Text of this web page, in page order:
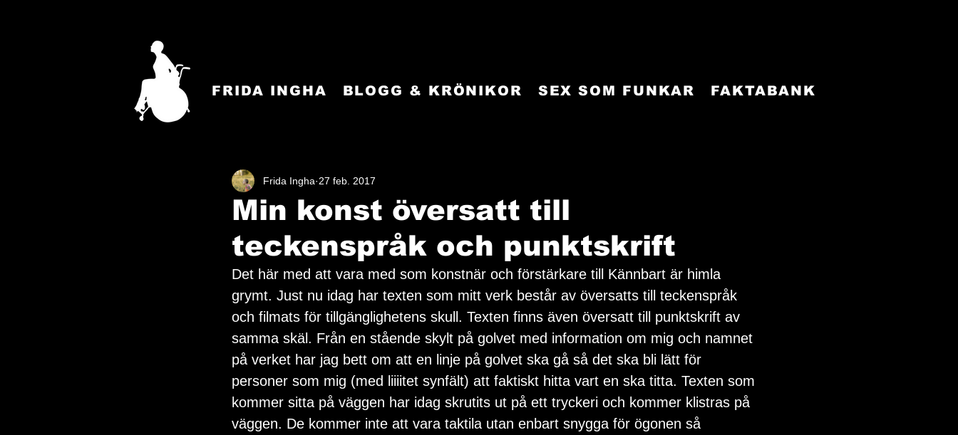
FRIDA INGHA BLOGG & KRÖNIKOR SEX SOM FUNKAR FAKTABANK
Min konst översatt till
teckenspråk och punktskrift
Frida Ingha 27 feb. 2017
Det här med att vara med som konstnär och förstärkare till Kännbart är himla
grymt. Just nu idag har texten som mitt verk består av översatts till teckenspråk
och filmats för tillgänglighetens skull. Texten finns även översatt till punktskrift av
samma skäl. Från en stående skylt på golvet med information om mig och namnet
på verket har jag bett om att en linje på golvet ska gå så det ska bli lätt för
personer som mig (med liiiitet synfält) att faktiskt hitta vart en ska titta. Texten som
kommer sitta på väggen har idag skrutits ut på ett tryckeri och kommer klistras på
väggen. De kommer inte att vara taktila utan enbart snygga för ögonen så